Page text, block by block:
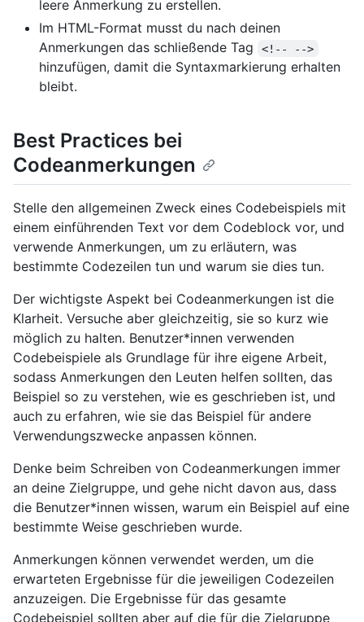
leere Anmerkung zu erstellen.
Im HTML-Format musst du nach deinen
Anmerkungen das schließende Tag
<!-- -->
hinzufügen, damit die Syntaxmarkierung erhalten
bleibt.
Best Practices bei
Codeanmerkungen
Stelle den allgemeinen Zweck eines Codebeispiels mit
einem einführenden Text vor dem Codeblock vor, und
verwende Anmerkungen, um zu erläutern, was
bestimmte Codezeilen tun und warum sie dies tun.
Der wichtigste Aspekt bei Codeanmerkungen ist die
Klarheit. Versuche aber gleichzeitig, sie so kurz wie
möglich zu halten. Benutzer*innen verwenden
Codebeispiele als Grundlage für ihre eigene Arbeit,
sodass Anmerkungen den Leuten helfen sollten, das
Beispiel so zu verstehen, wie es geschrieben ist, und
auch zu erfahren, wie sie das Beispiel für andere
Verwendungszwecke anpassen können.
Denke beim Schreiben von Codeanmerkungen immer
an deine Zielgruppe, und gehe nicht davon aus, dass
die Benutzer*innen wissen, warum ein Beispiel auf eine
bestimmte Weise geschrieben wurde.
Anmerkungen können verwendet werden, um die
erwarteten Ergebnisse für die jeweiligen Codezeilen
anzuzeigen. Die Ergebnisse für das gesamte
Codebeispiel sollten aber auf die für die Zielgruppe